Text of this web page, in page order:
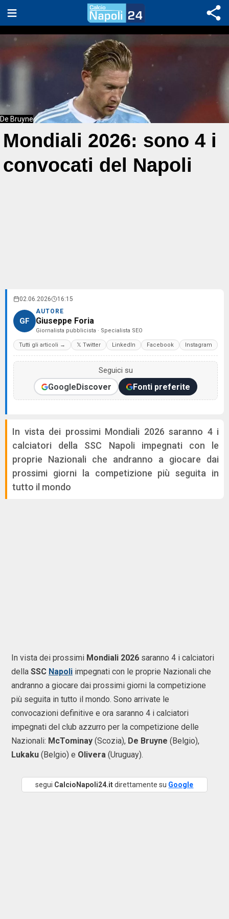
De Bruyne
Mondiali 2026: sono 4 i
convocati del Napoli
02.06.2026 16:15
GF
AUTORE
Giuseppe Foria
Giornalista pubblicista · Specialista SEO
Tutti gli articoli → 𝕏 Twitter LinkedIn Facebook Instagram
Seguici su
GoogleDiscover Fonti preferite
In vista dei prossimi Mondiali 2026 saranno 4 i
calciatori della SSC Napoli impegnati con le
proprie Nazionali che andranno a giocare dai
prossimi giorni la competizione più seguita in
tutto il mondo
In vista dei prossimi Mondiali 2026 saranno 4 i calciatori
della SSC Napoli impegnati con le proprie Nazionali che
andranno a giocare dai prossimi giorni la competizione
più seguita in tutto il mondo. Sono arrivate le
convocazioni definitive e ora saranno 4 i calciatori
impegnati del club azzurro per la competizione delle
Nazionali: McTominay (Scozia), De Bruyne (Belgio),
Lukaku (Belgio) e Olivera (Uruguay).
segui CalcioNapoli24.itdirettamente su Google